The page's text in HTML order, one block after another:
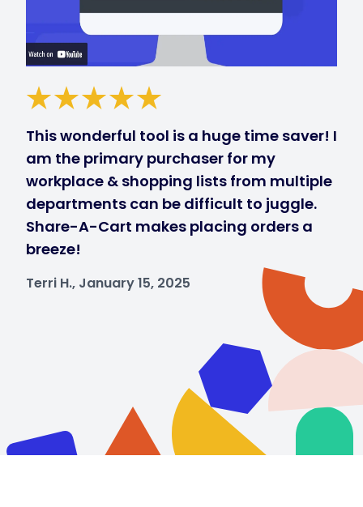
This wonderful tool is a huge time saver! I
am the primary purchaser for my
workplace & shopping lists from multiple
departments can be difficult to juggle.
Share-A-Cart makes placing orders a
breeze!
Terri H., January 15, 2025